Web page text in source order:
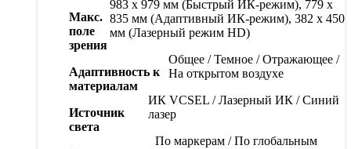
Макс.
поле
зрения
983 x 979 мм (Быстрый ИК-режим), 779 x
835 мм (Адаптивный ИК-режим), 382 x 450
мм (Лазерный режим HD)
Адаптивность к
материалам
Общее / Темное / Отражающее /
На открытом воздухе
Источник
света
ИК VCSEL / Лазерный ИК / Синий
лазер
По маркерам / По глобальным